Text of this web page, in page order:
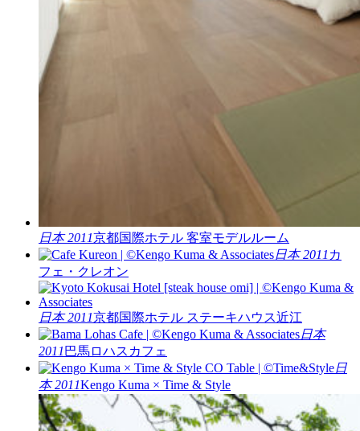
日本 2011京都国際ホテル 客室モデルルーム
日本 2011 カ
フェ・クレオン
日本 2011京都国際ホテル ステーキハウス近江
日本
2011 巴馬ロハスカフェ
日
本 2011Kengo Kuma × Time & Style